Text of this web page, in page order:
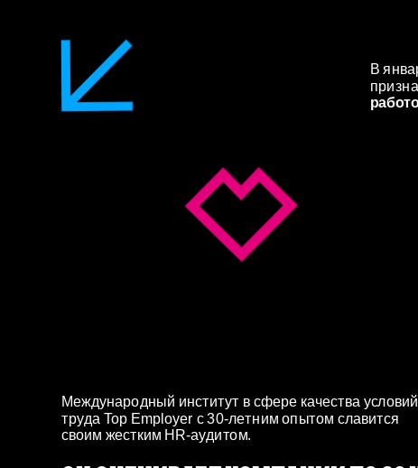
В
Международный институт в сфере качества условий
труда Top Employer с 30-летним опытом славится
своим жестким HR‐аудитом.